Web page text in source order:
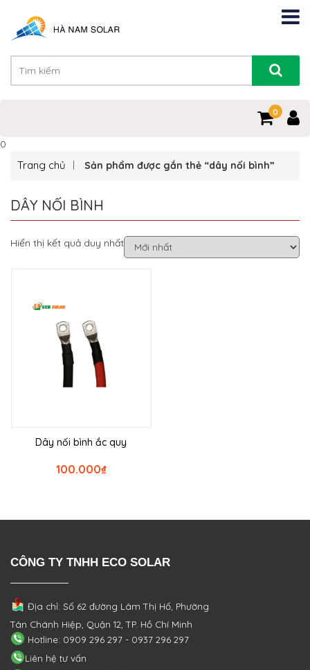
0
0
Trang chủ Sản phẩm được gắn thẻ “dây nối bình”
DÂY NỐI BÌNH
Hiển thị kết quả duy nhất
Dây nối bình ắc quy
₫
100.000
CÔNG TY TNHH ECO SOLAR
Địa chỉ: Số 62 đường Lâm Thị Hố, Phường
Tân Chánh Hiệp, Quận 12, TP. Hồ Chí Minh
Hotline: 0909 296 297 - 0937 296 297
Liên hệ tư vấn